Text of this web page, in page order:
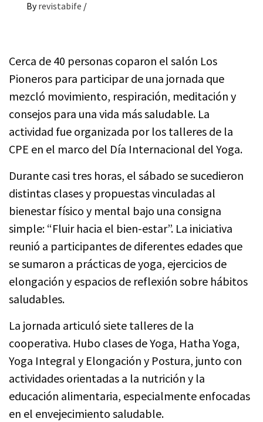
By revistabife /
Cerca de 40 personas coparon el salón Los
Pioneros para participar de una jornada que
mezcló movimiento, respiración, meditación y
consejos para una vida más saludable. La
actividad fue organizada por los talleres de la
CPE en el marco del Día Internacional del Yoga.
Durante casi tres horas, el sábado se sucedieron
distintas clases y propuestas vinculadas al
bienestar físico y mental bajo una consigna
simple: “Fluir hacia el bien-estar”. La iniciativa
reunió a participantes de diferentes edades que
se sumaron a prácticas de yoga, ejercicios de
elongación y espacios de reflexión sobre hábitos
saludables.
La jornada articuló siete talleres de la
cooperativa. Hubo clases de Yoga, Hatha Yoga,
Yoga Integral y Elongación y Postura, junto con
actividades orientadas a la nutrición y la
educación alimentaria, especialmente enfocadas
en el envejecimiento saludable.